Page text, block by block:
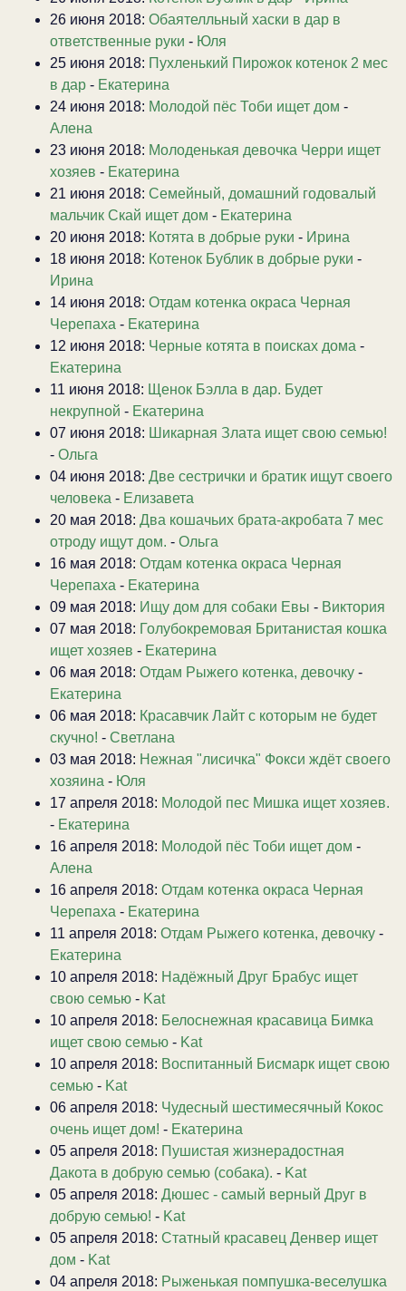
26 июня 2018: Обаятелльный хаски в дар в
ответственные руки - Юля
25 июня 2018: Пухленький Пирожок котенок 2 мес
в дар - Екатерина
24 июня 2018: Молодой пёс Тоби ищет дом -
Алена
23 июня 2018: Молоденькая девочка Черри ищет
хозяев - Екатерина
21 июня 2018: Семейный, домашний годовалый
мальчик Скай ищет дом - Екатерина
20 июня 2018: Котята в добрые руки - Ирина
18 июня 2018: Котенок Бублик в добрые руки -
Ирина
14 июня 2018: Отдам котенка окраса Черная
Черепаха - Екатерина
12 июня 2018: Черные котята в поисках дома -
Екатерина
11 июня 2018: Щенок Бэлла в дар. Будет
некрупной - Екатерина
07 июня 2018: Шикарная Злата ищет свою семью!
- Ольга
04 июня 2018: Две сестрички и братик ищут своего
человека - Елизавета
20 мая 2018: Два кошачьих брата-акробата 7 мес
отроду ищут дом. - Ольга
16 мая 2018: Отдам котенка окраса Черная
Черепаха - Екатерина
09 мая 2018: Ищу дом для собаки Евы - Виктория
07 мая 2018: Голубокремовая Британистая кошка
ищет хозяев - Екатерина
06 мая 2018: Отдам Рыжего котенка, девочку -
Екатерина
06 мая 2018: Красавчик Лайт с которым не будет
скучно! - Светлана
03 мая 2018: Нежная "лисичка" Фокси ждёт своего
хозяина - Юля
17 апреля 2018: Молодой пес Мишка ищет хозяев.
- Екатерина
16 апреля 2018: Молодой пёс Тоби ищет дом -
Алена
16 апреля 2018: Отдам котенка окраса Черная
Черепаха - Екатерина
11 апреля 2018: Отдам Рыжего котенка, девочку -
Екатерина
10 апреля 2018: Надёжный Друг Брабус ищет
свою семью - Kat
10 апреля 2018: Белоснежная красавица Бимка
ищет свою семью - Kat
10 апреля 2018: Воспитанный Бисмарк ищет свою
семью - Kat
06 апреля 2018: Чудесный шестимесячный Кокос
очень ищет дом! - Екатерина
05 апреля 2018: Пушистая жизнерадостная
Дакота в добрую семью (собака). - Kat
05 апреля 2018: Дюшес - самый верный Друг в
добрую семью! - Kat
05 апреля 2018: Статный красавец Денвер ищет
дом - Kat
04 апреля 2018: Рыженькая помпушка-веселушка